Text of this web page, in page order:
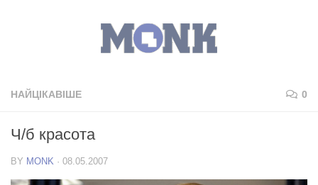
НАЙЦІКАВІШЕ 0
Ч/б красота
BY MONK · 08.05.2007